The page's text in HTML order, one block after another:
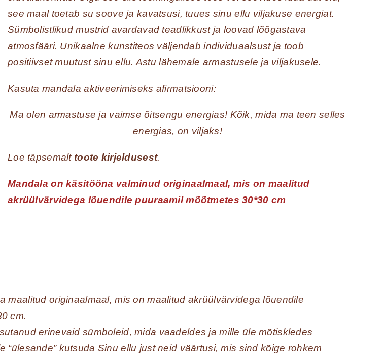
see maal toetab su soove ja kavatsusi, tuues sinu ellu viljakuse energiat.
Sümbolistlikud mustrid avardavad teadlikkust ja loovad lõõgastava
atmosfääri. Unikaalne kunstiteos väljendab individuaalsust ja toob
positiivset muutust sinu ellu. Astu lähemale armastusele ja viljakusele.
Kasuta mandala aktiveerimiseks afirmatsiooni:
Ma olen armastuse ja vaimse õitsengu energias! Kõik, mida ma teen selles
energias, on viljaks!
Loe täpsemalttoote kirjeldusest.
Mandala on käsitööna valminud originaalmaal, mis on maalitud
akrüülvärvidega lõuendile puuraamil mõõtmetes 30*30 cm
maalitud originaalmaal, mis on maalitud akrüülvärvidega lõuendile
cm.
erinevaid sümboleid, mida vaadeldes ja mille üle mõtiskledes
“ülesande” kutsuda Sinu ellu just neid väärtusi, mis sind kõige rohkem